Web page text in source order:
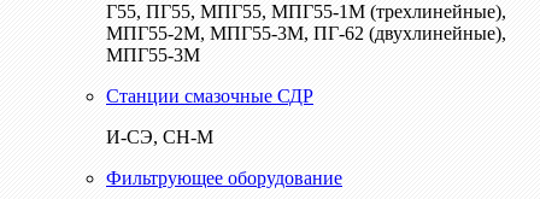
Г55, ПГ55, МПГ55, МПГ55-1М (трехлинейные),
МПГ55-2М, МПГ55-3М, ПГ-62 (двухлинейные),
МПГ55-3М
Станции смазочные СДР
И-СЭ, СН-М
Фильтрующее оборудование